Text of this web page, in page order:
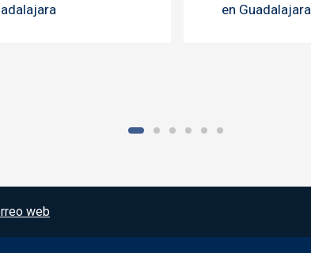
en Guadalajara
web